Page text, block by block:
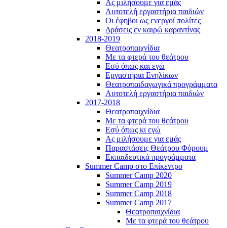
Ας μιλήσουμε για εμάς
Αυτοτελή εργαστήρια παιδιών
Οι έφηβοι ως ενεργοί πολίτες
Δράσεις εν καιρώ καραντίνας
2018-2019
Θεατροπαιχνίδια
Με τα φτερά του θεάτρου
Εσύ όπως και εγώ
Εργαστήρια Ενηλίκων
Θεατροπαιδαγωγικά προγράμματα
Αυτοτελή εργαστήρια παιδιών
2017-2018
Θεατροπαιχνίδια
Με τα φτερά του θεάτρου
Εσύ όπως κι εγώ
Ας μιλήσουμε για εμάς
Παραστάσεις Θεάτρου Φόρουμ
Εκπαιδευτικά προγράμματα
Summer Camp στο Επίκεντρο
Summer Camp 2020
Summer Camp 2019
Summer Camp 2018
Summer Camp 2017
Θεατροπαιχνίδια
Με τα φτερά του θεάτρου